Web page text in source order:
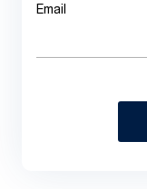
Email